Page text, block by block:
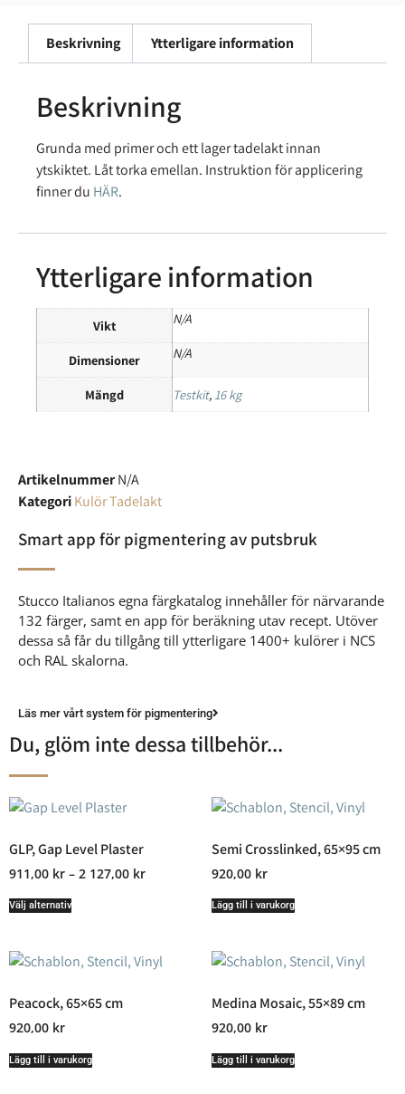
Beskrivning Ytterligare information
Beskrivning
Grunda med primer och ett lager tadelakt innan
ytskiktet. Låt torka emellan. Instruktion för applicering
finner du HÄR.
Ytterligare information
Vikt N/A
Dimensioner N/A
Mängd Testkit,16 kg
ArtikelnummerN/A
KategoriKulör Tadelakt
Smart app för pigmentering av putsbruk
Stucco Italianos egna färgkatalog innehåller för närvarande
132 färger, samt en app för beräkning utav recept. Utöver
dessa så får du tillgång till ytterligare 1400+ kulörer i NCS
och RAL skalorna.
Läs mer vårt system för pigmentering
Du, glöm inte dessa tillbehör...
GLP, Gap Level Plaster
911,00 kr – 2 127,00 kr
Välj alternativ
Semi Crosslinked, 65×95 cm
920,00 kr
Lägg till i varukorg
Peacock, 65×65 cm
920,00 kr
Lägg till i varukorg
Medina Mosaic, 55×89 cm
920,00 kr
Lägg till i varukorg